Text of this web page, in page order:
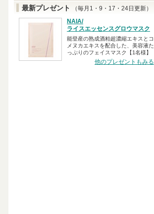
最新プレゼント
（毎月1・9・17・24日更新）
NAIA/
ライスエッセンスグロウマスク
能登産の熟成酒粕超濃縮エキスとコ
メヌカエキスを配合した、美容液た
っぷりのフェイスマスク【1名様】
他のプレゼントもみる